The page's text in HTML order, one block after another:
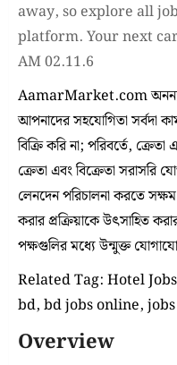
away, so explore all
platform. Your next
AM 02.11.6
AamarMarket.com অনন্য
আপনাদের সহযোগিতা সর্বদা
বিক্রি করি না; পরিবর্তে,
ক্রেতা এবং বিক্রেতা সরাসরি
লেনদেন পরিচালনা করতে
করার প্রক্রিয়াকে উৎসাহিত
পক্ষগুলির মধ্যে উন্মুক্ত
Related Tag: Hotel
bd, bd jobs online,
Overview